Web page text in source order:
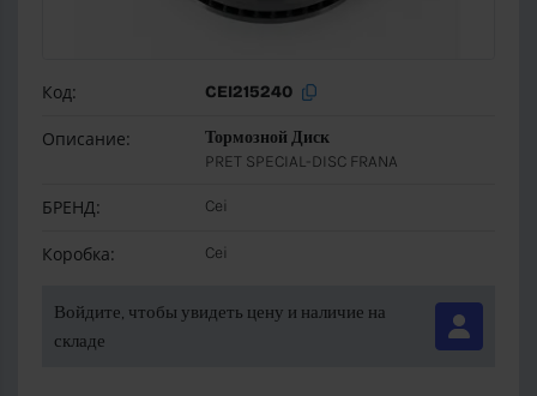
Код: CEI215240
Описание:
Тормозной Диск
PRET SPECIAL-DISC FRANA
БРЕНД: Cei
Коробка: Cei
Войдите, чтобы увидеть цену и наличие на
складе